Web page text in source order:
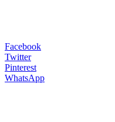
Facebook
Twitter
Pinterest
WhatsApp